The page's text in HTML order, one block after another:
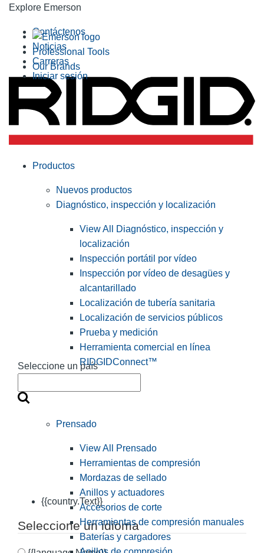
Explore Emerson
Professional Tools
Our Brands
Contáctenos
Noticias
Carreras
Iniciar sesión
Seleccione un país
{{country.Text}}
Seleccione un idioma
Productos
Nuevos productos
Diagnóstico, inspección y localización
View All Diagnóstico, inspección y
localización
Inspección portátil por vídeo
Inspección por vídeo de desagües y
alcantarillado
Localización de tubería sanitaria
Localización de servicios públicos
Prueba y medición
Herramienta comercial en línea
RIDGIDConnect™
Prensado
View All Prensado
Herramientas de compresión
Mordazas de sellado
Anillos y actuadores
Accesorios de corte
Herramientas de compresión manuales
Baterías y cargadores